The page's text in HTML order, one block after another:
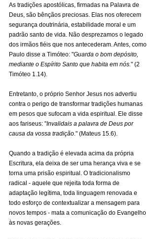
As tradições apostólicas, firmadas na Palavra de
Deus, são bênçãos preciosas. Elas nos oferecem
segurança doutrinária, estabilidade moral e um
padrão santo de vida. Não desprezamos o legado
dos irmãos fiéis que nos antecederam. Antes, como
Paulo disse a Timóteo: "Guarda o bom depósito,
mediante o Espírito Santo que habita em nós." (2
Timóteo 1.14).
Entretanto, o próprio Senhor Jesus nos advertiu
contra o perigo de transformar tradições humanas
em pesos que sufocam a vida espiritual. Ele disse
aos fariseus: "Invalidais a palavra de Deus por
causa da vossa tradição." (Mateus 15.6).
Quando a tradição é elevada acima da própria
Escritura, ela deixa de ser uma herança viva e se
torna uma prisão espiritual. O tradicionalismo
radical - aquele que rejeita toda forma de
adaptação legítima, toda linguagem renovada e
todo esforço de contextualizar a mensagem para
novos tempos - mata a comunicação do Evangelho
às novas gerações.